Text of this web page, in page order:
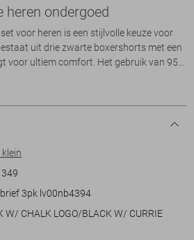
heren ondergoed
voor heren is een stijlvolle keuze voor
uit drie zwarte boxershorts met een
voor ultiem comfort. Het gebruik van 95%
ze zacht en elastisch, ideaal voor
Klein-logo, wat een subtiele, maar
bij een casual stijl, maar bieden ook
actieve dagen. De normale lengte en
als vrije tijd. Of je nu een lange dag op
ontspant, met deze ondergoedset voel je
Een veelzijdige keuze voor iedere
klein
3pk lv00nb4394
W/ CHALK LOGO/BLACK W/ CURRIE